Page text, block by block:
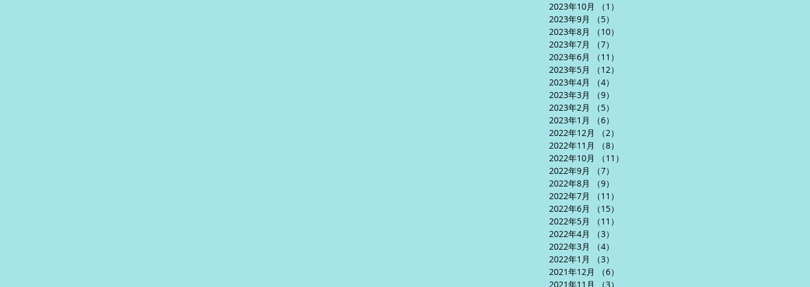
2023年10月
（1）
2023年9月
（5）
2023年8月
（10）
2023年7月
（7）
2023年6月
（11）
2023年5月
（12）
2023年4月
（4）
2023年3月
（9）
2023年2月
（5）
2023年1月
（6）
2022年12月
（2）
2022年11月
（8）
2022年10月
（11）
2022年9月
（7）
2022年8月
（9）
2022年7月
（11）
2022年6月
（15）
2022年5月
（11）
2022年4月
（3）
2022年3月
（4）
2022年1月
（3）
2021年12月
（6）
2021年11月
（3）